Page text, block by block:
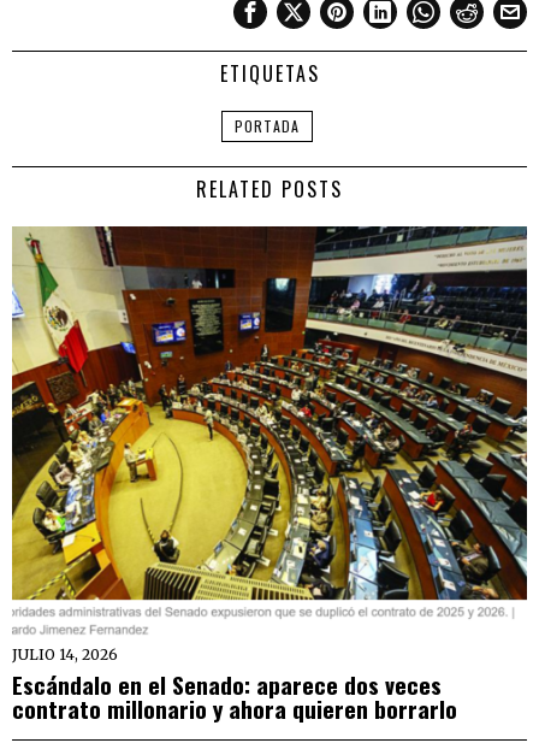
ETIQUETAS
PORTADA
RELATED POSTS
JULIO 14, 2026
Escándalo en el Senado: aparece dos veces
contrato millonario y ahora quieren borrarlo